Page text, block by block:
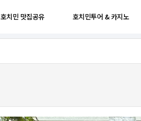
호치민 맛집공유 호치민투어 & 카지노